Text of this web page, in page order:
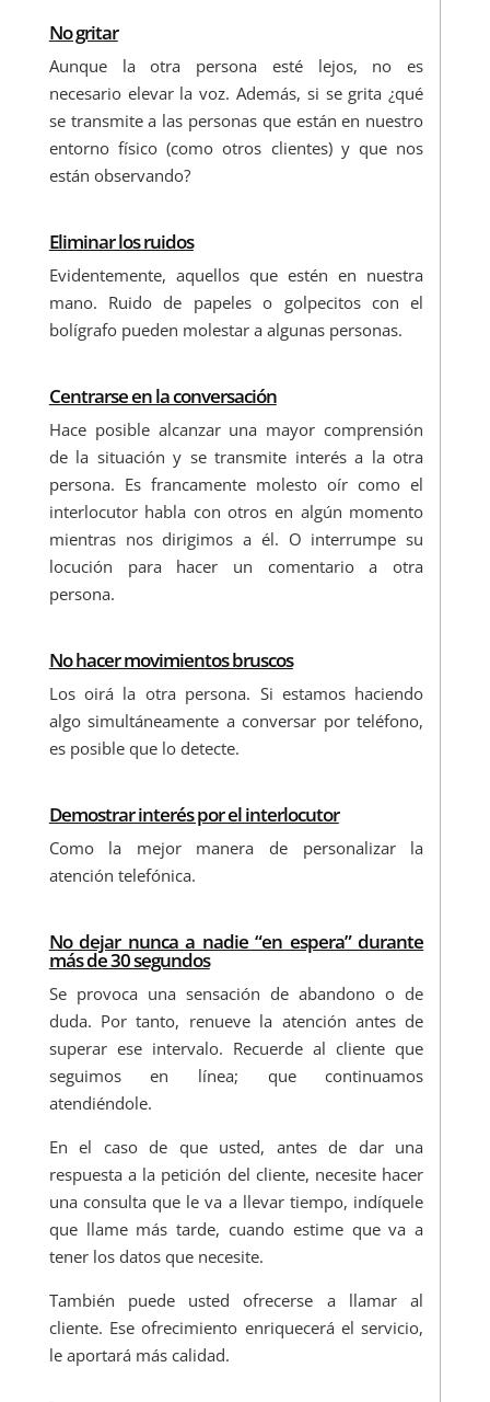
No gritar
Aunque la otra persona esté lejos, no es
necesario elevar la voz. Además, si se grita ¿qué
se transmite a las personas que están en nuestro
entorno físico (como otros clientes) y que nos
están observando?
Eliminar los ruidos
Evidentemente, aquellos que estén en nuestra
mano. Ruido de papeles o golpecitos con el
bolígrafo pueden molestar a algunas personas.
Centrarse en la conversación
Hace posible alcanzar una mayor comprensión
de la situación y se transmite interés a la otra
persona. Es francamente molesto oír como el
interlocutor habla con otros en algún momento
mientras nos dirigimos a él. O interrumpe su
locución para hacer un comentario a otra
persona.
No hacer movimientos bruscos
Los oirá la otra persona. Si estamos haciendo
algo simultáneamente a conversar por teléfono,
es posible que lo detecte.
Demostrar interés por el interlocutor
Como la mejor manera de personalizar la
atención telefónica.
No dejar nunca a nadie “en espera” durante
más de 30 segundos
Se provoca una sensación de abandono o de
duda. Por tanto, renueve la atención antes de
superar ese intervalo. Recuerde al cliente que
seguimos en línea; que continuamos
atendiéndole.
En el caso de que usted, antes de dar una
respuesta a la petición del cliente, necesite hacer
una consulta que le va a llevar tiempo, indíquele
que llame más tarde, cuando estime que va a
tener los datos que necesite.
También puede usted ofrecerse a llamar al
cliente. Ese ofrecimiento enriquecerá el servicio,
le aportará más calidad.